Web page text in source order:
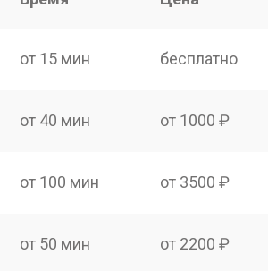
от 15 мин бесплатно
от 40 мин от 1000 ₽
от 100 мин от 3500 ₽
от 50 мин от 2200 ₽